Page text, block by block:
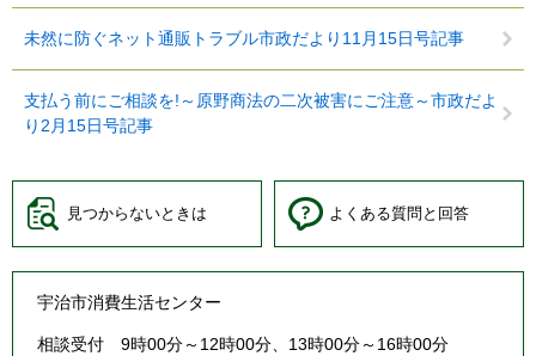
未然に防ぐネット通販トラブル市政だより11月15日号記事
支払う前にご相談を!～原野商法の二次被害にご注意～市政だよ
り2月15日号記事
見つからないときは よくある質問と回答
宇治市消費生活センター
相談受付 9時00分～12時00分、13時00分～16時00分